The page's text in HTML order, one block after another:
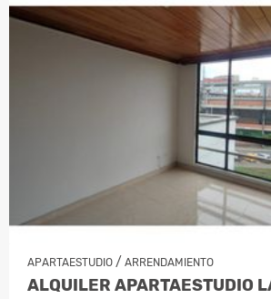
APARTAESTUDIO / ARRENDAMIENTO